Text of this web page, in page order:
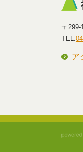
〒299-
TEL.
ア